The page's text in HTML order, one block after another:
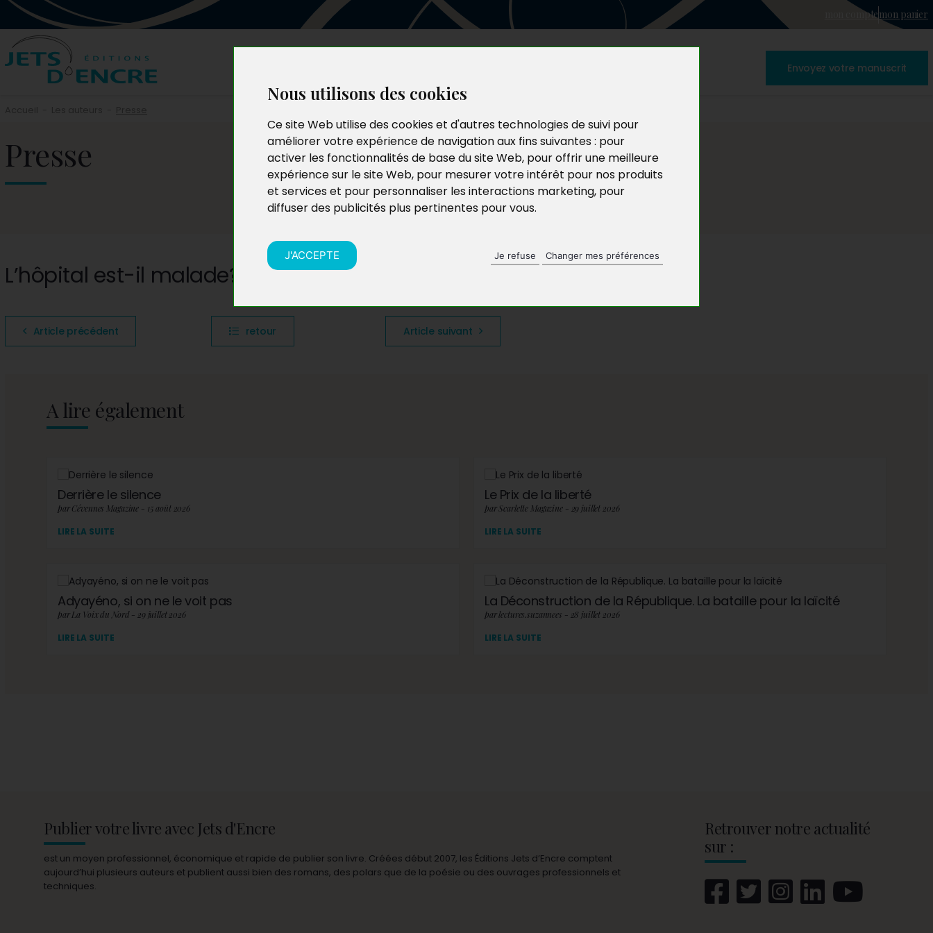
Nous utilisons des cookies
Ce site Web utilise des cookies et d'autres technologies de suivi pour
améliorer votre expérience de navigation aux fins suivantes : pour
activer les fonctionnalités de base du site Web, pour offrir une meilleure
expérience sur le site Web, pour mesurer votre intérêt pour nos produits
et services et pour personnaliser les interactions marketing, pour
diffuser des publicités plus pertinentes pour vous.
J'ACCEPTE Je refuse Changer mes préférences
mon comptemon panier
Envoyez votre manuscrit
Presse
L’hôpital est-il malade?
Article précédent retour Article suivant
A lire également
Derrière le silence
par Cévennes Magazine - 15 août 2026
LIRE LA SUITE
Le Prix de la liberté
par Scarlette Magazine - 29 juillet 2026
LIRE LA SUITE
Adyayéno, si on ne le voit pas
par La Voix du Nord - 29 juillet 2026
LIRE LA SUITE
La Déconstruction de la République. La bataille pour la laïcité
par lectures.suzannees - 28 juillet 2026
LIRE LA SUITE
Publier votre livre avec Jets d'Encre
est un moyen professionnel, économique et rapide de publier son livre. Créées début 2007, les Éditions Jets d’Encre comptent
aujourd’hui plusieurs auteurs et publient aussi bien des romans, des polars que de la poésie ou des ouvrages professionnels et
techniques.
Retrouver notre actualité
sur :